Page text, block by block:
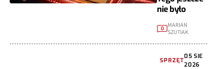
nie było
0 MARIAN
SZUTIAK
SPRZĘT
05 SIE
2026